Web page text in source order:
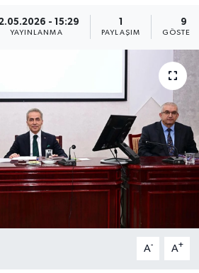
- 15:29
YAYINLANMA
1
PAYLAŞIM
9
A- A+